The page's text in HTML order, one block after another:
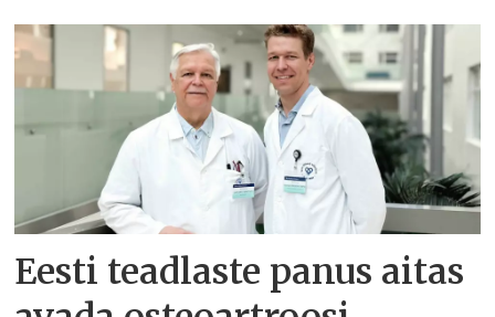
Eesti teadlaste panus aitas